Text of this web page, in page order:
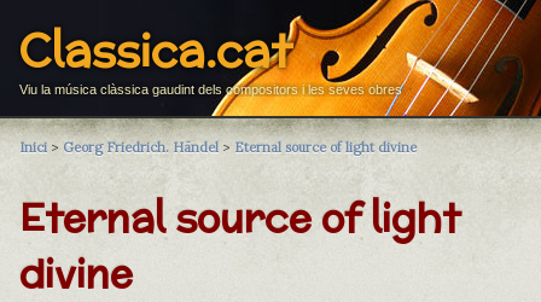
Classica.cat
Viu la música clàssica gaudint dels compositors i les seves obres
Inici > Georg Friedrich. Händel > Eternal source of light divine
Eternal source of light
divine